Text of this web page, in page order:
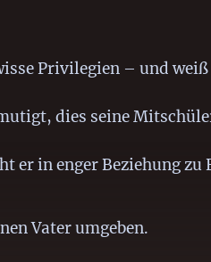
Privilegien – und
dies seine
in enger Beziehung zu
Vater umgeben.